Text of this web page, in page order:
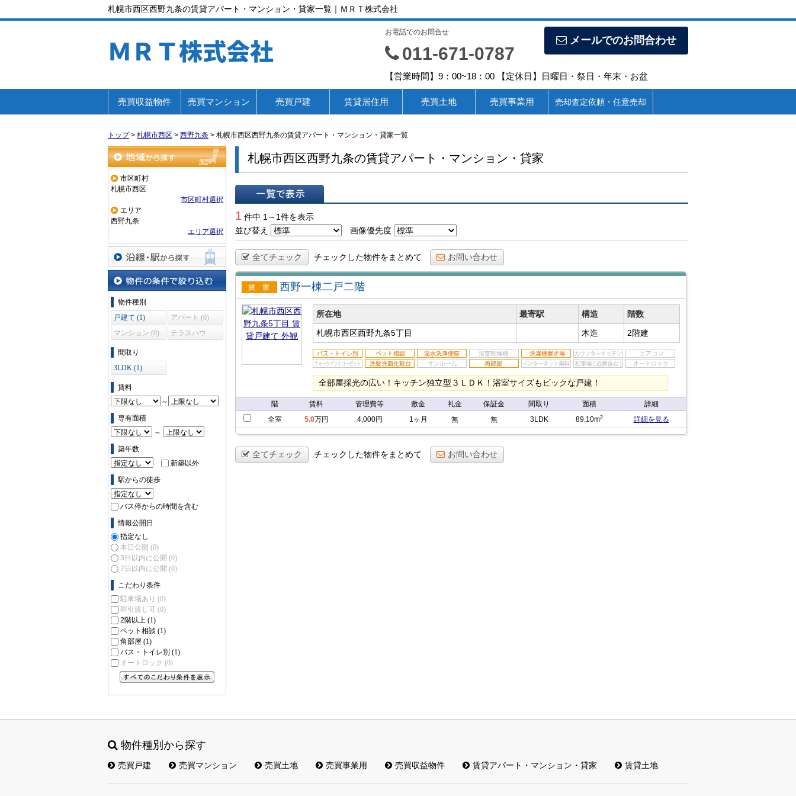
札幌市西区西野九条の賃貸アパート・マンション・貸家一覧｜ＭＲＴ株式会社
ＭＲＴ株式会社 メールでのお問合わせ
お電話でのお問合せ
011-671-0787
【営業時間】9：00~18：00 【定休日】日曜日・祭日・年末・お盆
売買収益物件 売買マンション 売買戸建 賃貸居住用 売買土地 売買事業用 売却査定依頼・任意売却
トップ> 札幌市西区 > 西野九条 > 札幌市西区西野九条の賃貸アパート・マンション・貸家一覧
地域から探す
市区町村
札幌市西区
市区町村選択
エリア
西野九条
エリア選択
沿線・駅から探す
物件の条件で絞り込む
物件種別
戸建て (1)
アパート (0)
マンション (0)
テラスハウ
間取り
3LDK (1)
賃料
～
専有面積
～
築年数
新築以外
駅からの徒歩
バス停からの時間を含む
情報公開日
指定なし
本日公開 (0)
3日以内に公開 (0)
7日以内に公開 (0)
こだわり条件
駐車場あり (0)
即引渡し可 (0)
2階以上 (1)
ペット相談 (1)
角部屋 (1)
バス・トイレ別 (1)
オートロック (0)
札幌市西区西野九条の賃貸アパート・マンション・貸家
1 件中 1～1件を表示
並び替え
画像優先度
全てチェック チェックした物件をまとめて お問い合わせ
賃貸戸建
て
西野一棟二戸二階
所在地 最寄駅 構造
階数
札幌市西区西野九条5丁目
木造 2階建
全部屋採光の広い！キッチン独立型３ＬＤＫ！浴室サイズもビックな戸建！
階 賃料 管理費等 敷金 礼金 保証金 間取り 面積
詳細
全室
5.0万円 4,000円 1ヶ月 無 無 3LDK 89.10m2 詳細を見る
全てチェック チェックした物件をまとめて お問い合わせ
物件種別から探す
売買戸建 売買マンション 売買土地 売買事業用 売買収益物件 賃貸アパート・マンション・貸家 賃貸土地